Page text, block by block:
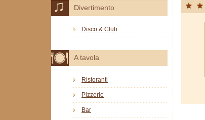
Divertimento
Disco & Club
A tavola
Ristoranti
Pizzerie
Bar